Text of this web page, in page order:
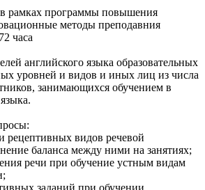
рамках программы повышения
методы преподавния
часа
английского языка образовательных
уровней и видов и иных лиц из числа
занимающихся обучением в
рецептивных видов речевой
баланса между ними на занятиях;
речи при обучение устным видам
заданий при обучении